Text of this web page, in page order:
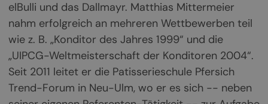
elBulli und das Dallmayr. Matthias Mittermeier
nahm erfolgreich an mehreren Wettbewerben teil
wie z. B. „Konditor des Jahres 1999“ und die
„UIPCG-Weltmeisterschaft der Konditoren 2004“.
Seit 2011 leitet er die Patisserieschule Pfersich
Trend-Forum in Neu-Ulm, wo er es sich -- neben